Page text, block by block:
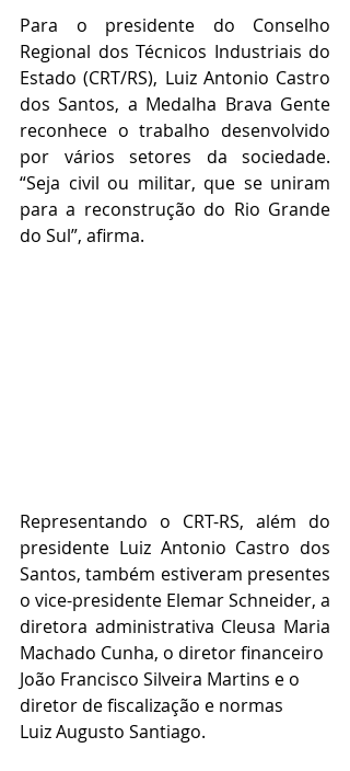
Para o presidente do Conselho
Regional dos Técnicos Industriais do
Estado (CRT/RS), Luiz Antonio Castro
dos Santos, a Medalha Brava Gente
reconhece o trabalho desenvolvido
por vários setores da sociedade.
“Seja civil ou militar, que se uniram
para a reconstrução do Rio Grande
do Sul”, afirma.
Representando o CRT-RS, além do
presidente Luiz Antonio Castro dos
Santos, também estiveram presentes
o vice-presidente Elemar Schneider, a
diretora administrativa Cleusa Maria
Machado Cunha, o diretor financeiro
João Francisco Silveira Martins e o
diretor de fiscalização e normas
Luiz Augusto Santiago.